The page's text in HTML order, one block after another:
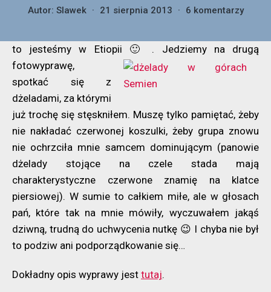
Autor: Slawek 21 sierpnia 2013 6 komentarzydo
to jesteśmy w Etiopii 🙂 . Jedziemy na drugą
fotowyprawę,
spotkać się z
dżeladami, za którymi
już trochę się stęskniłem. Muszę tylko pamiętać, żeby
nie nakładać czerwonej koszulki, żeby grupa znowu
nie ochrzciła mnie samcem dominującym (panowie
dżelady stojące na czele stada mają
charakterystyczne czerwone znamię na klatce
piersiowej). W sumie to całkiem miłe, ale w głosach
pań, które tak na mnie mówiły, wyczuwałem jakąś
dziwną, trudną do uchwycenia nutkę 😉 I chyba nie był
to podziw ani podporządkowanie się…
Dokładny opis wyprawy jest tutaj.